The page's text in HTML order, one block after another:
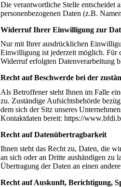
Die verantwortliche Stelle entscheidet
personenbezogenen Daten (z.B.
Widerruf Ihrer Einwilligung zur
Nur mit Ihrer ausdrücklichen
Einwilligung ist jederzeit möglich. Für
Widerruf erfolgten Datenverarbeitung
Recht auf Beschwerde bei der
Als Betroffener steht Ihnen im Falle
zu. Zuständige Aufsichtsbehörde
dem sich der Sitz unseres
Kontaktdaten bereit: https://
Recht auf Datenübertragbarkeit
Ihnen steht das Recht zu, Daten, die
an sich oder an Dritte aushändigen zu
Übertragung der Daten an einen
Recht auf Auskunft, Berichtigung,